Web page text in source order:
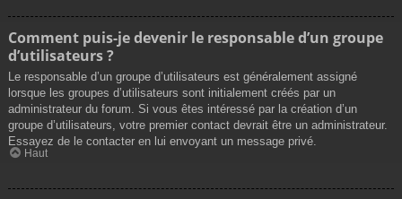
Comment puis-je devenir le responsable d’un groupe
d’utilisateurs ?
Le responsable d’un groupe d’utilisateurs est généralement assigné
lorsque les groupes d’utilisateurs sont initialement créés par un
administrateur du forum. Si vous êtes intéressé par la création d’un
groupe d’utilisateurs, votre premier contact devrait être un administrateur.
Essayez de le contacter en lui envoyant un message privé.
Haut